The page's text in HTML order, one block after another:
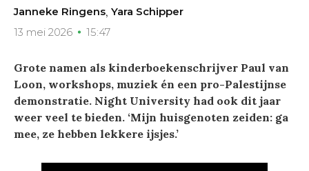
Janneke Ringens, Yara Schipper
13 mei 2026
15:47
Grote namen als kinderboekenschrijver Paul van
Loon, workshops, muziek én een pro-Palestijnse
demonstratie. Night University had ook dit jaar
weer veel te bieden. ‘Mijn huisgenoten zeiden: ga
mee, ze hebben lekkere ijsjes.’